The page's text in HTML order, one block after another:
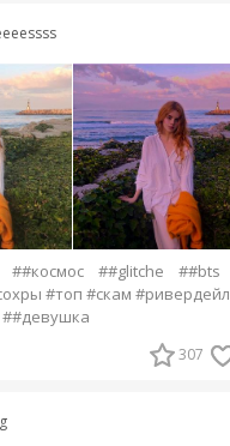
##космос ##glitche
##bts
#топ #скам #ривердейл
##девушка
307